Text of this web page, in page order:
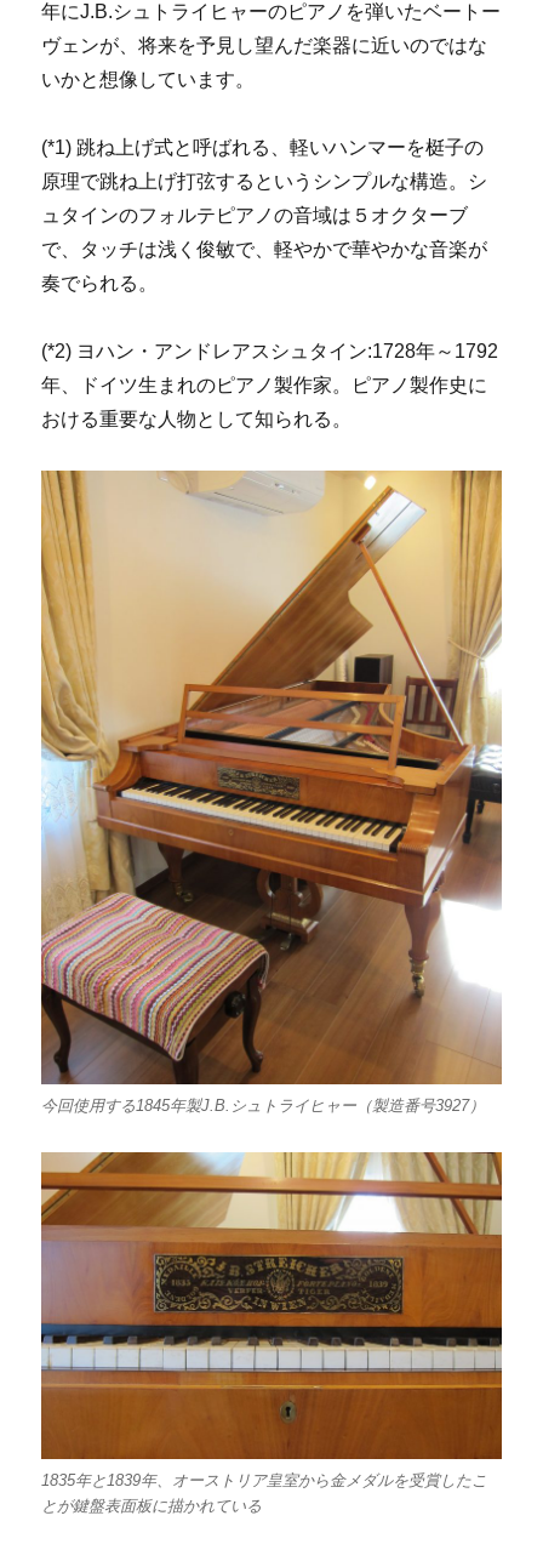
年にJ.B.シュトライヒャーのピアノを弾いたベートー
ヴェンが、将来を予見し望んだ楽器に近いのではな
いかと想像しています。
(*1) 跳ね上げ式と呼ばれる、軽いハンマーを梃子の
原理で跳ね上げ打弦するというシンプルな構造。シ
ュタインのフォルテピアノの音域は５オクターブ
で、タッチは浅く俊敏で、軽やかで華やかな音楽が
奏でられる。
(*2) ヨハン・アンドレアスシュタイン:1728年～1792
年、ドイツ生まれのピアノ製作家。ピアノ製作史に
おける重要な人物として知られる。
今回使用する1845年製J.B.シュトライヒャー（製造番号3927）
1835年と1839年、オーストリア皇室から金メダルを受賞したこ
とが鍵盤表面板に描かれている